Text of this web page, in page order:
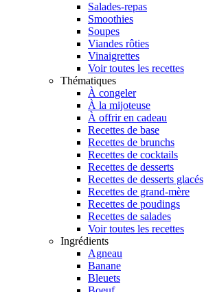
Salades-repas
Smoothies
Soupes
Viandes rôties
Vinaigrettes
Voir toutes les recettes
Thématiques
À congeler
À la mijoteuse
À offrir en cadeau
Recettes de base
Recettes de brunchs
Recettes de cocktails
Recettes de desserts
Recettes de desserts glacés
Recettes de grand-mère
Recettes de poudings
Recettes de salades
Voir toutes les recettes
Ingrédients
Agneau
Banane
Bleuets